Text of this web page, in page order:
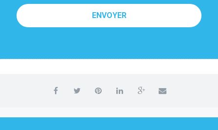
ENVOYER